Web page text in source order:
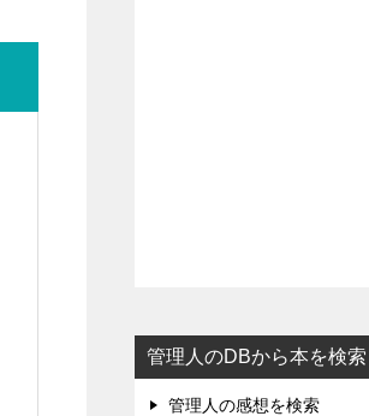
管理人のDBから本を検索
管理人の感想を検索